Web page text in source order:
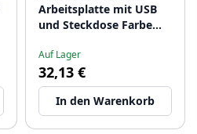
Arbeitsplatte mit USB
und Steckdose Farbe
Auf Lager
32,13 €
In den Warenkorb